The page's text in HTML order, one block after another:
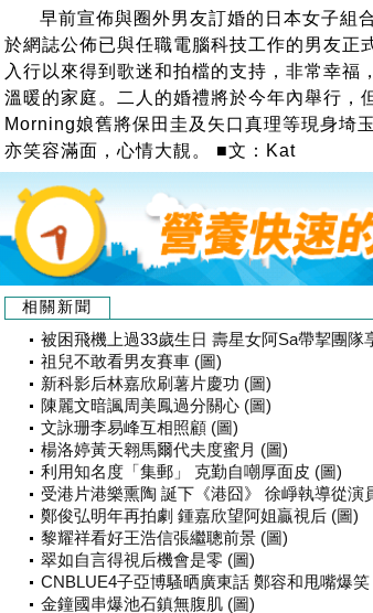
早前宣佈與圈外男友訂婚的日本女子組
於網誌公佈已與任職電腦科技工作的男友正
入行以來得到歌迷和拍檔的支持，非常幸福
溫暖的家庭。二人的婚禮將於今年內舉行，
Morning娘舊將保田圭及矢口真理等現身埼
亦笑容滿面，心情大靚。 ■文：Kat
相關新聞
被困飛機上過33歲生日 壽星女阿Sa帶挈團隊
祖兒不敢看男友賽車 (圖)
新科影后林嘉欣刷薯片慶功 (圖)
陳麗文暗諷周美鳳過分關心 (圖)
文詠珊李易峰互相照顧 (圖)
楊洛婷黃天翱馬爾代夫度蜜月 (圖)
利用知名度「集郵」 克勤自嘲厚面皮 (圖)
受港片港樂熏陶 誕下《港囧》 徐崢執導從演
鄭俊弘明年再拍劇 鍾嘉欣望阿姐贏視后 (圖)
黎耀祥看好王浩信張繼聰前景 (圖)
翠如自言得視后機會是零 (圖)
CNBLUE4子亞博騷晒廣東話 鄭容和甩嘴爆笑
金鐘國串爆池石鎮無腹肌 (圖)